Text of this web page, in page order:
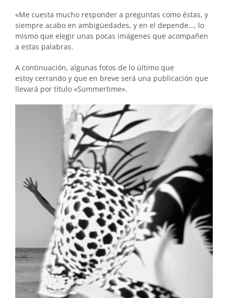
«Me cuesta mucho responder a preguntas como éstas, y
siempre acabo en ambigüedades, y en el depende…, lo
mismo que elegir unas pocas imágenes que acompañen
a estas palabras.
A continuación, algunas fotos de lo último que
estoy cerrando y que en breve será una publicación que
llevará por título «Summertime».